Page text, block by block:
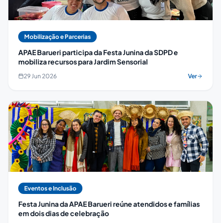
Mobilização e Parcerias
APAE Barueri participa da Festa Junina da SDPD e
mobiliza recursos para Jardim Sensorial
29 Jun 2026 Ver
Eventos e Inclusão
Festa Junina da APAE Barueri reúne atendidos e famílias
em dois dias de celebração